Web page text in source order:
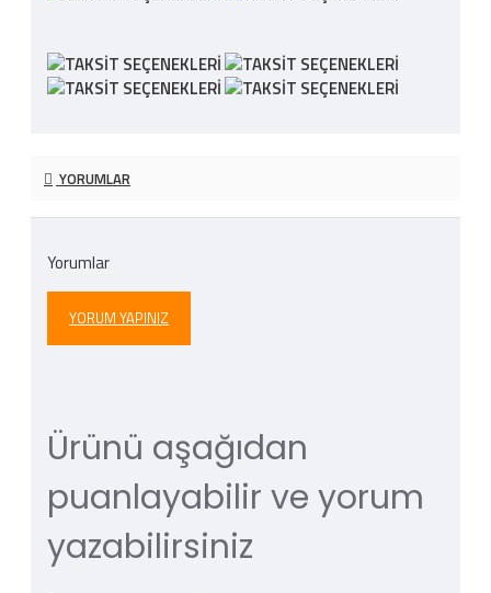
YORUMLAR
Yorumlar
YORUM YAPINIZ
Ürünü aşağıdan
puanlayabilir ve yorum
yazabilirsiniz